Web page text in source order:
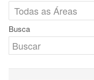
Busca